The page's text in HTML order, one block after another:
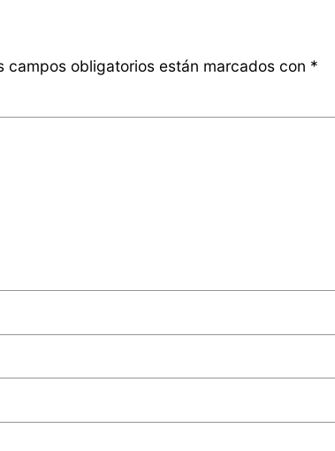
campos obligatorios están marcados con *